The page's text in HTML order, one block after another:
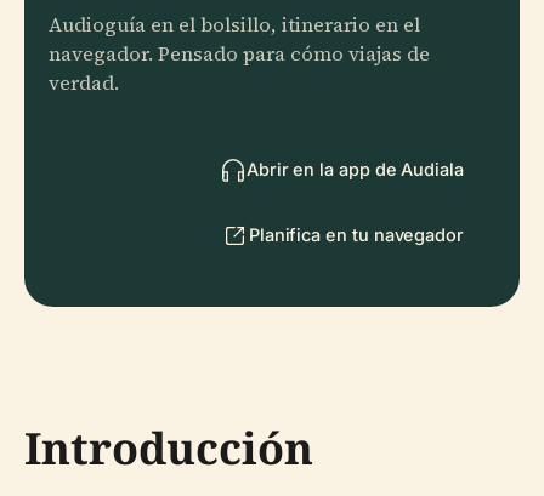
Audioguía en el bolsillo, itinerario en el
navegador. Pensado para cómo viajas de
verdad.
Abrir en la app de Audiala
Planifica en tu navegador
Introducción